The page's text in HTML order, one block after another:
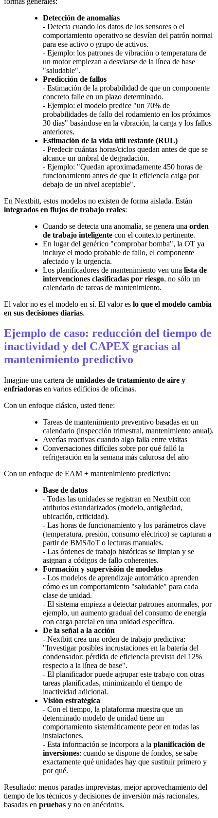
Detección de anomalías
- Detecta cuando los datos de los sensores o el
comportamiento operativo se desvían del patrón normal
para ese activo o grupo de activos.
- Ejemplo: los patrones de vibración o temperatura de
un motor empiezan a desviarse de la línea de base
"saludable".
Predicción de fallos
- Estimación de la probabilidad de que un componente
concreto falle en un plazo determinado.
- Ejemplo: el modelo predice "un 70% de
probabilidades de fallo del rodamiento en los próximos
30 días" basándose en la vibración, la carga y los fallos
anteriores.
Estimación de la vida útil restante (RUL)
- Predecir cuántas horas/ciclos quedan antes de que se
alcance un umbral de degradación.
- Ejemplo: "Quedan aproximadamente 450 horas de
funcionamiento antes de que la eficiencia caiga por
debajo de un nivel aceptable".
En Nextbitt, estos modelos no existen de forma aislada. Están
integrados en flujos de trabajo reales:
Cuando se detecta una anomalía, se genera una orden
de trabajo inteligente con el contexto pertinente.
En lugar del genérico "comprobar bomba", la OT ya
incluye el modo probable de fallo, el componente
afectado y la urgencia.
Los planificadores de mantenimiento ven una lista de
intervenciones clasificadas por riesgo, no sólo un
calendario de tareas de mantenimiento.
El valor no es el modelo en sí. El valor es lo que el modelo cambia
en sus decisiones diarias.
Ejemplo de caso: reducción del tiempo de
inactividad y del CAPEX gracias al
mantenimiento predictivo
Imagine una cartera de unidades de tratamiento de aire y
enfriadoras en varios edificios de oficinas.
Con un enfoque clásico, usted tiene:
Tareas de mantenimiento preventivo basadas en un
calendario (inspección trimestral, mantenimiento anual).
Averías reactivas cuando algo falla entre visitas
Conversaciones difíciles sobre por qué falló la
refrigeración en la semana más calurosa del año
Con un enfoque de EAM + mantenimiento predictivo:
Base de datos
- Todas las unidades se registran en Nextbitt con
atributos estandarizados (modelo, antigüedad,
ubicación, criticidad).
- Las horas de funcionamiento y los parámetros clave
(temperatura, presión, consumo eléctrico) se capturan a
partir de BMS/IoT o lecturas manuales.
- Las órdenes de trabajo históricas se limpian y se
asignan a códigos de fallo coherentes.
Formación y supervisión de modelos
- Los modelos de aprendizaje automático aprenden
cómo es un comportamiento "saludable" para cada
clase de unidad.
- El sistema empieza a detectar patrones anormales, por
ejemplo, un aumento gradual del consumo de energía
con carga parcial en una unidad específica.
De la señal a la acción
- Nextbitt crea una orden de trabajo predictiva:
"Investigar posibles incrustaciones en la batería del
condensador: pérdida de eficiencia prevista del 12%
respecto a la línea de base".
- El planificador puede agrupar este trabajo con otras
tareas planificadas, minimizando el tiempo de
inactividad adicional.
Visión estratégica
- Con el tiempo, la plataforma muestra que un
determinado modelo de unidad tiene un
comportamiento sistemáticamente peor en todas las
instalaciones.
- Esta información se incorpora a la planificación de
inversiones: cuando se dispone de fondos, se sabe
exactamente qué unidades hay que sustituir primero y
por qué.
Resultado: menos paradas imprevistas, mejor aprovechamiento del
tiempo de los técnicos y decisiones de inversión más racionales,
basadas en pruebas y no en anécdotas.